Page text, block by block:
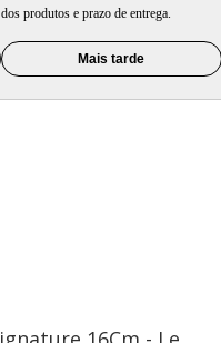
produtos e prazo de entrega.
Mais tarde